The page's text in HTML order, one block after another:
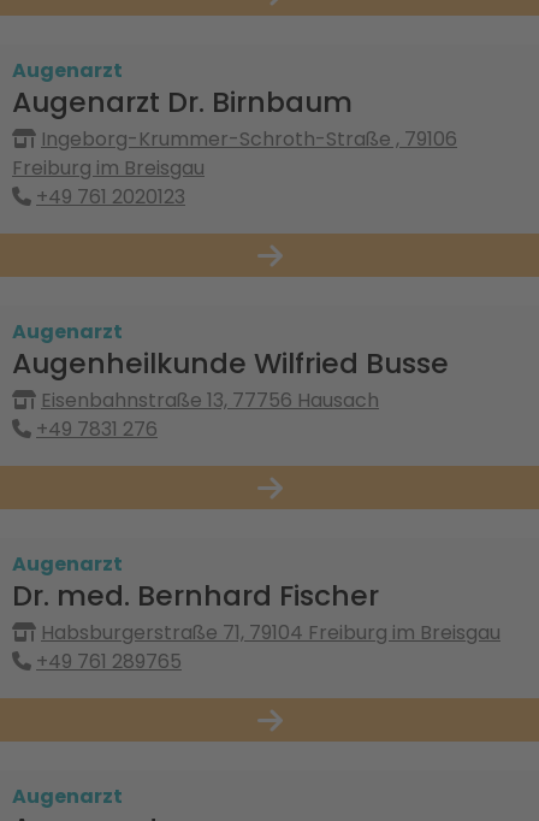
Augenarzt
Augenarzt Dr. Birnbaum
Ingeborg-Krummer-Schroth-Straße , 79106
Freiburg im Breisgau
+49 761 2020123
Augenarzt
Augenheilkunde Wilfried Busse
Eisenbahnstraße 13, 77756 Hausach
+49 7831 276
Augenarzt
Dr. med. Bernhard Fischer
Habsburgerstraße 71, 79104 Freiburg im Breisgau
+49 761 289765
Augenarzt